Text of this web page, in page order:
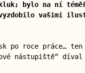
bylo na ní
vašimi
po roce práce…
díval s